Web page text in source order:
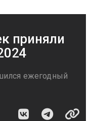
приняли
ежегодный